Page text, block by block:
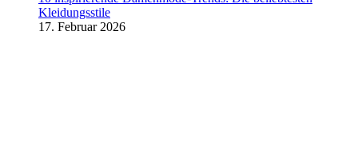
Kleidungsstile
17. Februar 2026